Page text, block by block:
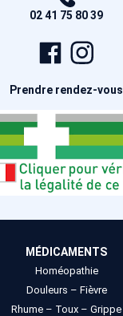
02 41 75 80 39
Page
Facebook
Prendre rendez-vous
MÉDICAMENTS
Homéopathie
Douleurs – Fièvre
Rhume – Toux – Grippe